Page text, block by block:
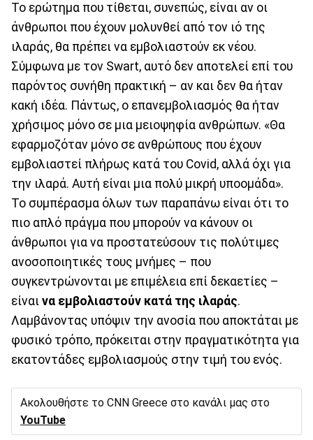
Το ερώτημα που τίθεται, συνεπώς, είναι αν οι
άνθρωποι που έχουν μολυνθεί από τον ιό της
ιλαράς, θα πρέπει να εμβολιαστούν εκ νέου.
Σύμφωνα με τον Swart, αυτό δεν αποτελεί επί του
παρόντος συνήθη πρακτική – αν και δεν θα ήταν
κακή ιδέα. Πάντως, ο επανεμβολιασμός θα ήταν
χρήσιμος μόνο σε μια μειοψηφία ανθρώπων. «Θα
εφαρμοζόταν μόνο σε ανθρώπους που έχουν
εμβολιαστεί πλήρως κατά του Covid, αλλά όχι για
την ιλαρά. Αυτή είναι μια πολύ μικρή υποομάδα».
Το συμπέρασμα όλων των παραπάνω είναι ότι το
πιο απλό πράγμα που μπορούν να κάνουν οι
άνθρωποι για να προστατεύσουν τις πολύτιμες
ανοσοποιητικές τους μνήμες – που
συγκεντρώνονται με επιμέλεια επί δεκαετίες –
είναι να εμβολιαστούν κατά της ιλαράς.
Λαμβάνοντας υπόψιν την ανοσία που αποκτάται με
φυσικό τρόπο, πρόκειται στην πραγματικότητα για
εκατοντάδες εμβολιασμούς στην τιμή του ενός.
Ακολουθήστε το CNN Greece στο κανάλι μας στο
YouTube